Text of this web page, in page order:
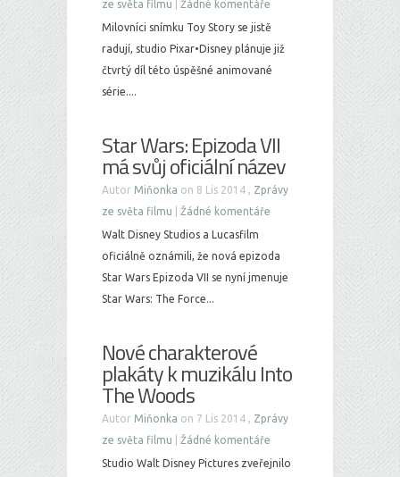
ze světa filmu
Žádné komentáře
Milovníci snímku Toy Story se jistě
radují, studio Pixar•Disney plánuje již
čtvrtý díl této úspěšné animované
série....
Star Wars: Epizoda VII
má svůj oficiální název
Autor Miňonka on 8 Lis 2014 , Zprávy
ze světa filmu
Žádné komentáře
Walt Disney Studios a Lucasfilm
oficiálně oznámili, že nová epizoda
Star Wars Epizoda VII se nyní jmenuje
Star Wars: The Force...
Nové charakterové
plakáty k muzikálu Into
The Woods
Autor Miňonka on 7 Lis 2014 , Zprávy
ze světa filmu
Žádné komentáře
Studio Walt Disney Pictures zveřejnilo